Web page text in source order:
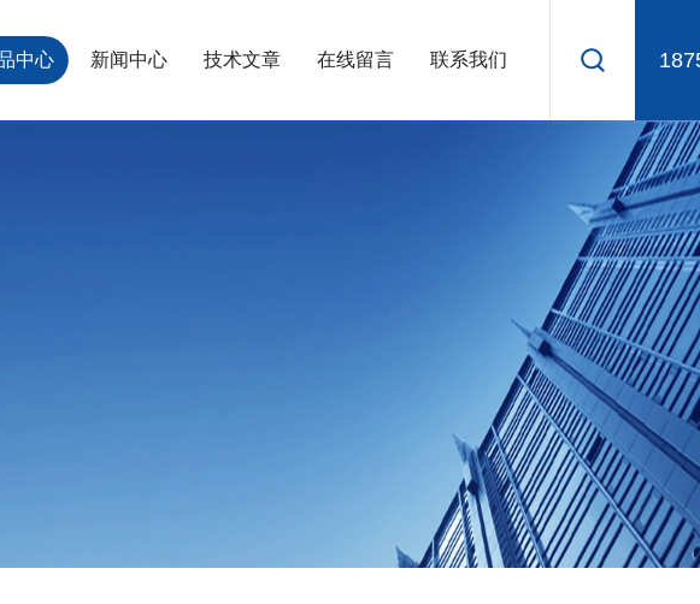
中心 新闻中心 技术文章 在线留言 联系我们